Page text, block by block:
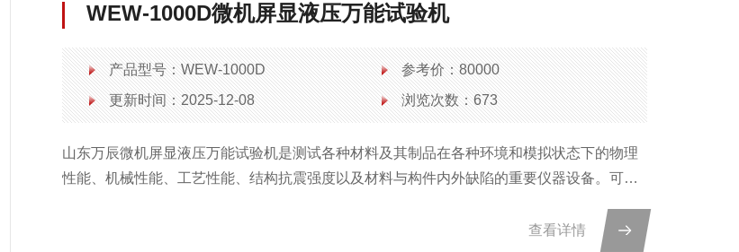
WEW-1000D微机屏显液压万能试验机
产品型号：WEW-1000D
参考价：80000
更新时间：2025-12-08
浏览次数：673
山东万辰微机屏显液压万能试验机是测试各种材料及其制品在各种环境和模拟状态下的物理
性能、机械性能、工艺性能、结构抗震强度以及材料与构件内外缺陷的重要仪器设备。可完
查看详情